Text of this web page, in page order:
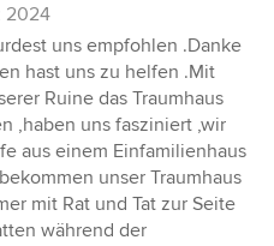
2024
uns empfohlen .Danke
hast uns zu helfen .Mit
Ruine das Traumhaus
,haben uns fasziniert ,wir
aus einem Einfamilienhaus
unser Traumhaus
mit Rat und Tat zur Seite
während der